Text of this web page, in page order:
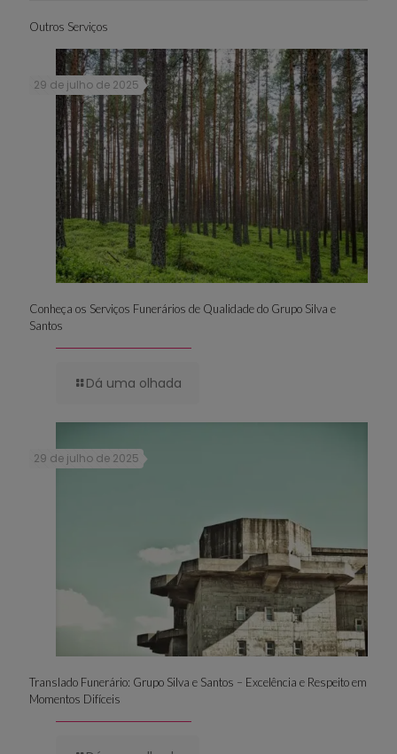
Outros Serviços
29 de julho de 2025
Conheça os Serviços Funerários de Qualidade do Grupo Silva e
Santos
Dá uma olhada
29 de julho de 2025
Translado Funerário: Grupo Silva e Santos – Excelência e Respeito em
Momentos Difíceis